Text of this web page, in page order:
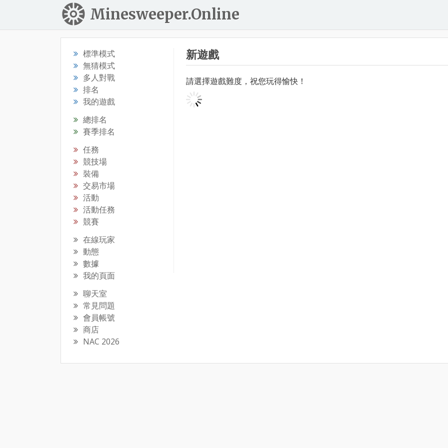
Minesweeper.Online
標準模式
無猜模式
多人對戰
排名
我的遊戲
總排名
賽季排名
任務
競技場
裝備
交易市場
活動
活動任務
競賽
在線玩家
動態
數據
我的頁面
聊天室
常見問題
會員帳號
商店
NAC 2026
新遊戲
請選擇遊戲難度，祝您玩得愉快！